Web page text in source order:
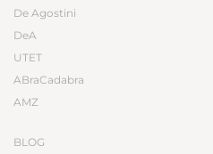
De Agostini
DeA
UTET
ABraCadabra
AMZ
BLOG